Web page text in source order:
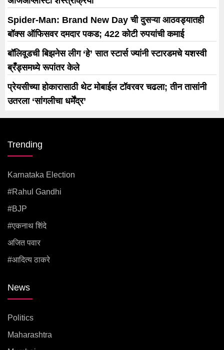
Spider-Man: Brand New Day ची दुसऱ्या आठवड्यातही
बॉक्स ऑफिसवर दमदार पकड; 422 कोटी रुपयांची कमाई
बॉलिवूडची बिझनेस लीग ‘हे’ सात स्टार्स ज्यांनी स्टारडमचे यशस्वी
ब्रँड्समध्ये रूपांतर केले
प्रेयसीच्या होकारासाठी थेट मोबाईल टॉवरवर चढला; तीन तासांनी
उतरला ‘सांगलीचा धर्मेंद्र’
Trending
Karnataka Election
#rahul Gandhi
#BJP
#एकनाथ शिंदे
अजित पवार
#आदित्य ठाकरे
News
Politics
Maharashtra